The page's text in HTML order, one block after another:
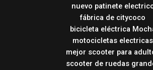
nuevo patinete
fábrica de citycoco
bicicleta eléctrica
motocicletas electricas
mejor scooter para
scooter de ruedas